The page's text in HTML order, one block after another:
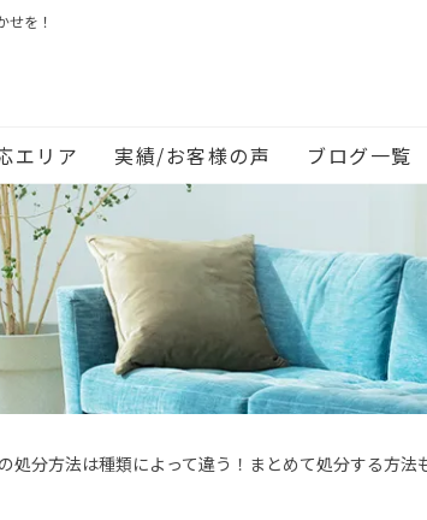
せを！
エリア 実績/お客様の声 ブログ一覧
処分方法は種類によって違う！まとめて処分する方法